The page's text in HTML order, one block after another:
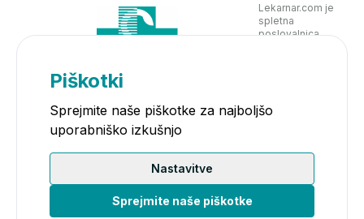
Lekarnar.com je
spletna
poslovalnica
Piškotki
Sprejmite naše piškotke za najboljšo
uporabniško izkušnjo
Nastavitve
Sprejmite naše piškotke